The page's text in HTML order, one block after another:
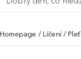
Homepage Líčení Pleť